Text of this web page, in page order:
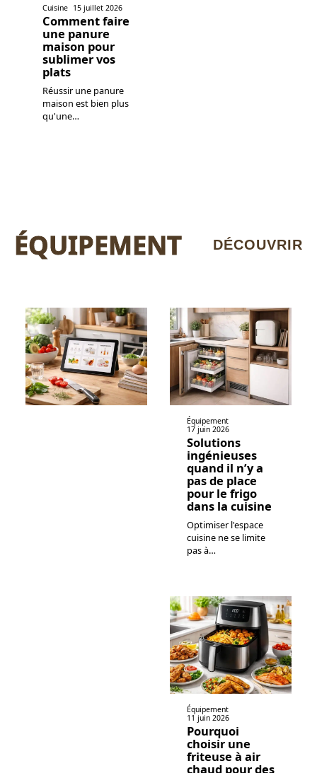
Cuisine 15 juillet 2026
Comment faire
une panure
maison pour
sublimer vos
plats
Réussir une panure
maison est bien plus
qu'une…
ÉQUIPEMENT DÉCOUVRIR
Équipement
17 juin 2026
Solutions
ingénieuses
quand il n’y a
pas de place
pour le frigo
dans la cuisine
Optimiser l'espace
cuisine ne se limite
pas à…
Équipement
11 juin 2026
Pourquoi
choisir une
friteuse à air
chaud pour des